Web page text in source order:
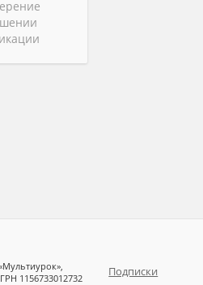
1156733012732
Подписки